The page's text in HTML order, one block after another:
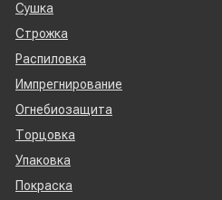
Сушка
Строжка
Распиловка
Импрегнирование
Огнебиозащита
Торцовка
Упаковка
Покраска